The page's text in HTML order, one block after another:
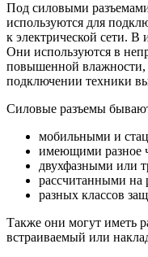
Под силовыми
используются для
к электрической сети. В
Они используются в
повышенной влажности,
подключении техники
Силовые разъемы
мобильными и
имеющими разное
двухфазными или
рассчитанными на
разных классов
Также они могут иметь
встраиваемый или